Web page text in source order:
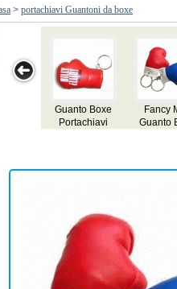
> portachiavi Guantoni da boxe
in
Portachiavi
animali con il
3 in 1
Laser